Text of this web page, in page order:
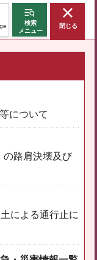
検索
メニュー
閉じる
について
の路肩決壊及び
による通行止に